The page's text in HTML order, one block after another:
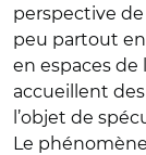
perspective
peu partout
en espaces de
accueillent
l’objet de
Le